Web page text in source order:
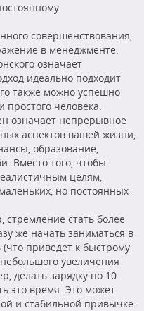
совершенствования,
в менеджменте.
означает
идеально подходит
также можно успешно
человека.
означает непрерывное
аспектов вашей жизни,
образование,
Вместо того, чтобы
целям,
но постоянных
стать более
же начать заниматься в
приведет к быстрому
увеличения
делать зарядку по 10
это время. Это может
и стабильной привычке.